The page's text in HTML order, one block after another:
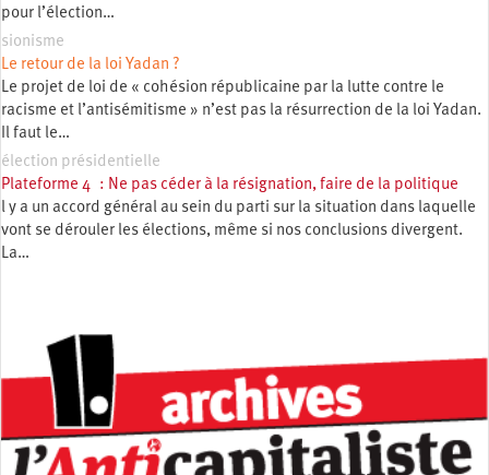
pour l’élection…
sionisme
Le retour de la loi Yadan ?
Le projet de loi de « cohésion républicaine par la lutte contre le
racisme et l’antisémitisme » n’est pas la résurrection de la loi Yadan.
Il faut le…
élection présidentielle
Plateforme 4 : Ne pas céder à la résignation, faire de la politique
l y a un accord général au sein du parti sur la situation dans laquelle
vont se dérouler les élections, même si nos conclusions divergent.
La…